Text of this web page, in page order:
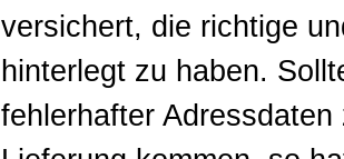
versichert, die richtige
hinterlegt zu haben.
fehlerhafter